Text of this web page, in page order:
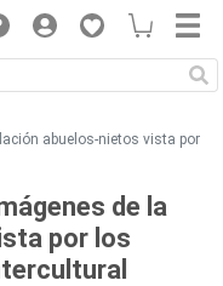
abuelos-nietos vista por
de la
por los